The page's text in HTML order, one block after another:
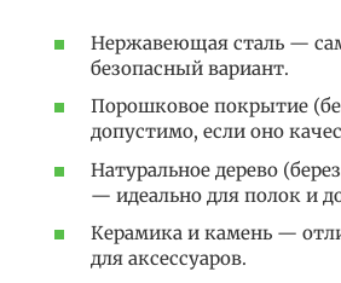
Нержавеющая сталь —
безопасный вариант.
Порошковое покрытие
допустимо, если оно
Натуральное дерево
— идеально для полок и
Керамика и камень —
для аксессуаров.